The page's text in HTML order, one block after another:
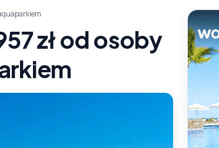
zł od osoby